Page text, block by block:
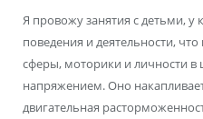
Я провожу занятия с детьми,
поведения и деятельности,
сферы, моторики и личности в
напряжением. Оно
двигательная